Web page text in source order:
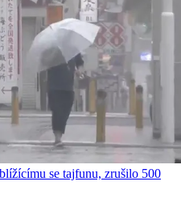
se tajfunu, zrušilo 500